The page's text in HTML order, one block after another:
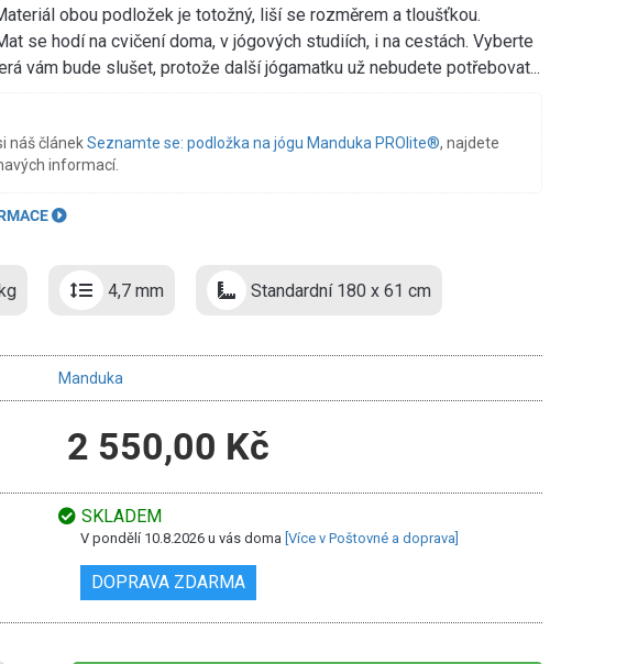
obou podložek je totožný, liší se rozměrem a tloušťkou.
se hodí na cvičení doma, v jógových studiích, i na cestách. Vyberte
vám bude slušet, protože další jógamatku už nebudete potřebovat...
náš článekSeznamte se: podložka na jógu Manduka PROlite®, najdete
informací.
4,7 mm Standardní 180 x 61 cm
Manduka
2 550,00 Kč
SKLADEM
V pondělí 10.8.2026 u vás doma [Více v Poštovné a doprava]
DOPRAVA ZDARMA